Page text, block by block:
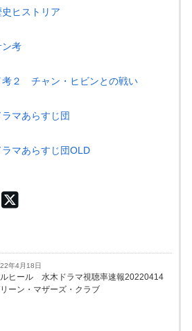
ヒストリア
ン考
考２ チャン・ヒビンとの戦い
マあらすじ団
マあらすじ団OLD
年4月18日
ヒール 水木ドラマ視聴率速報20220414
ーン・マザーズ・クラブ